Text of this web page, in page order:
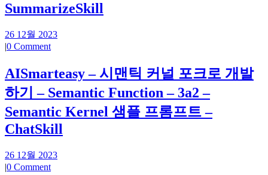
SummarizeSkill
26 12월 2023
|0 Comment
AISmarteasy – 시맨틱 커널 포크로 개발
하기 – Semantic Function – 3a2 –
Semantic Kernel 샘플 프롬프트 –
ChatSkill
26 12월 2023
|0 Comment